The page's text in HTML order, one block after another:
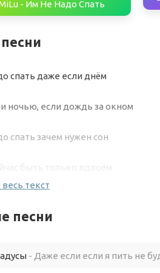
- Им Не Надо Спать
спать даже если днём
ночью, если дождь за окном
спать зачем нужен сон
быть только вдвоём
спать даже если днём
текст
песни
- Даже если если я пить не